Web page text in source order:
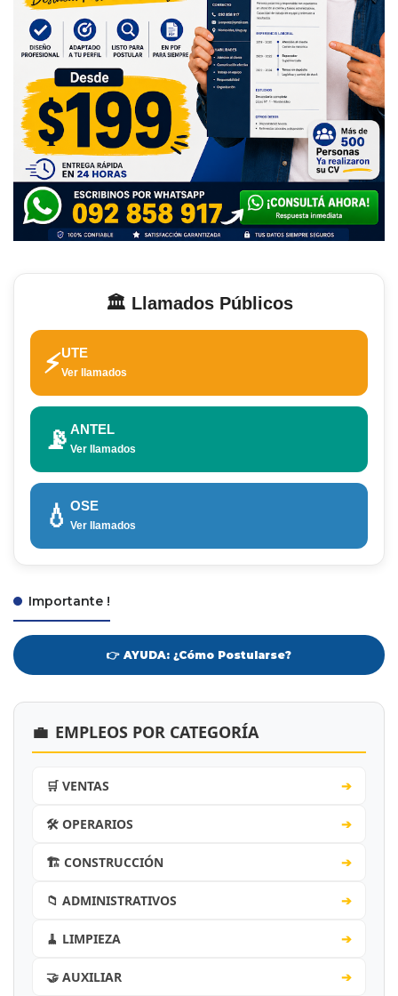
🏛️ Llamados Públicos
⚡UTE
Ver llamados
📡 ANTEL
Ver llamados
💧 OSE
Ver llamados
Importante !
👉 AYUDA: ¿Cómo Postularse?
💼 EMPLEOS POR CATEGORÍA
🛒 VENTAS ➔
🛠️ OPERARIOS ➔
🏗️ CONSTRUCCIÓN ➔
📁 ADMINISTRATIVOS ➔
🧹 LIMPIEZA ➔
🤝 AUXILIAR ➔